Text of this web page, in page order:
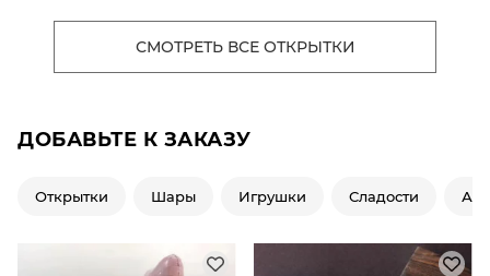
СМОТРЕТЬ ВСЕ ОТКРЫТКИ
ДОБАВЬТЕ К ЗАКАЗУ
Открытки Шары Игрушки Сладости